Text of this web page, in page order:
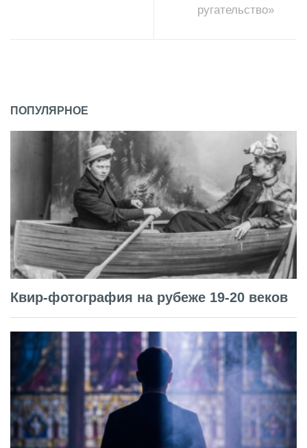
ругательство»
ПОПУЛЯРНОЕ
Квир-фотография на рубеже 19-20 веков